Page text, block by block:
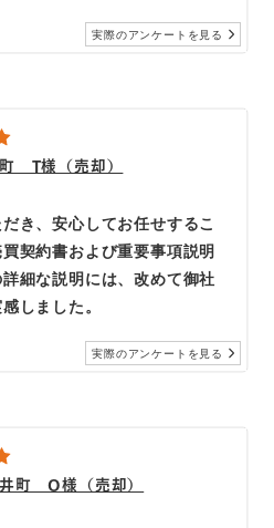
実際のアンケートを見る
T様（売却）
き、安心してお任せするこ
契約書および重要事項説明
細な説明には、改めて御社
しました。
実際のアンケートを見る
町 O様（売却）